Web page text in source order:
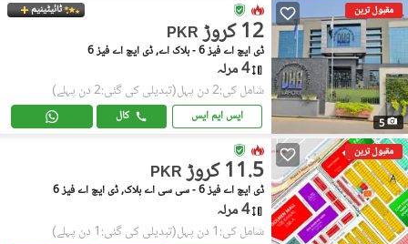
مقبول ترین
5
ٹائیٹینیم
PKR 12 کروڑ
ڈی ایچ اے فیز 6 - بلاک اے, ڈی ایچ اے فیز 6
4 مرلہ
شامل کی:2 دن پہل (تبدیلی کی گئی:2 دن پہلے)
ایس ایم ایس کال
مقبول ترین
PKR 11.5 کروڑ
ڈی ایچ اے فیز 6 - سی سی اے بلاک, ڈی ایچ اے فیز 6
4 مرلہ
شامل کی:1 دن پہل (تبدیلی کی گئی:1 دن پہلے)